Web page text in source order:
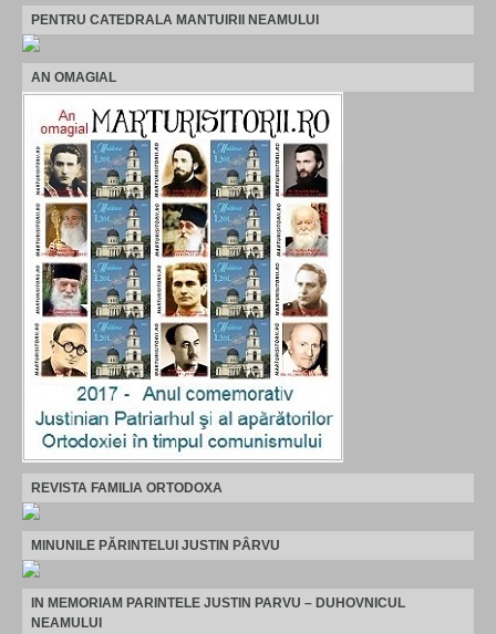
PENTRU CATEDRALA MANTUIRII NEAMULUI
AN OMAGIAL
REVISTA FAMILIA ORTODOXA
MINUNILE PĂRINTELUI JUSTIN PÂRVU
IN MEMORIAM PARINTELE JUSTIN PARVU – DUHOVNICUL
NEAMULUI